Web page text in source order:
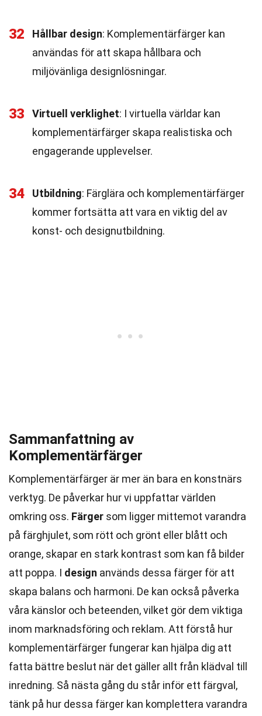
32 Hållbar design: Komplementärfärger kan
användas för att skapa hållbara och
miljövänliga designlösningar.
33 Virtuell verklighet: I virtuella världar kan
komplementärfärger skapa realistiska och
engagerande upplevelser.
34 Utbildning: Färglära och komplementärfärger
kommer fortsätta att vara en viktig del av
konst- och designutbildning.
Sammanfattning av
Komplementärfärger
Komplementärfärger är mer än bara en konstnärs
verktyg. De påverkar hur vi uppfattar världen
omkring oss. Färger som ligger mittemot varandra
på färghjulet, som rött och grönt eller blått och
orange, skapar en stark kontrast som kan få bilder
att poppa. I design används dessa färger för att
skapa balans och harmoni. De kan också påverka
våra känslor och beteenden, vilket gör dem viktiga
inom marknadsföring och reklam. Att förstå hur
komplementärfärger fungerar kan hjälpa dig att
fatta bättre beslut när det gäller allt från klädval till
inredning. Så nästa gång du står inför ett färgval,
tänk på hur dessa färger kan komplettera varandra